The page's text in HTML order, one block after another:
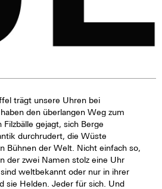
trägt unsere Uhren bei
den überlangen Weg zum
gejagt, sich Berge
durchrudert, die Wüste
Bühnen der Welt. Nicht einfach so,
der zwei Namen stolz eine Uhr
weltbekannt oder nur in ihrer
sie Helden. Jeder für sich. Und